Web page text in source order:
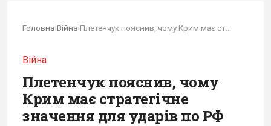
Головна›Війна›
Війна
Плетенчук пояснив, чому
Крим має стратегічне
значення для ударів по РФ